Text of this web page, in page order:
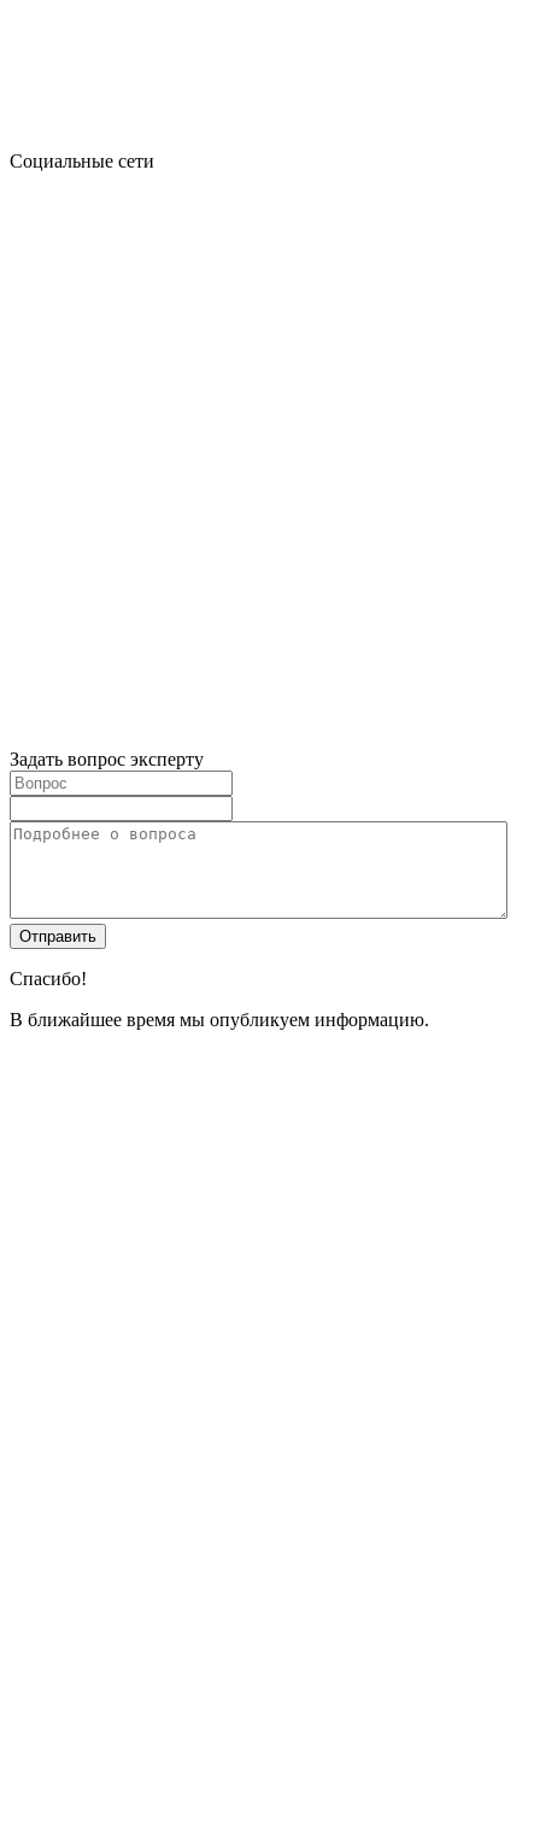
Социальные сети
Задать вопрос эксперту
Спасибо!
В ближайшее время мы опубликуем информацию.